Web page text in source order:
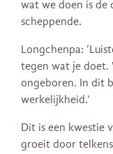
wat we doen is de
scheppende.
Longchenpa:
tegen wat je doet.
ongeboren. In dit
werkelijkheid.’
Dit is een kwestie
groeit door